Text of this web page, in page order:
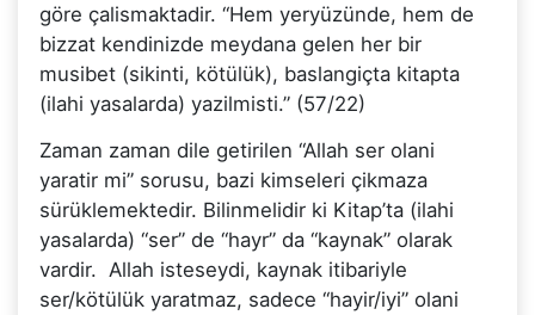
göre çalismaktadir. “Hem yeryüzünde, hem de
bizzat kendinizde meydana gelen her bir
musibet (sikinti, kötülük), baslangiçta kitapta
(ilahi yasalarda) yazilmisti.” (57/22)
Zaman zaman dile getirilen “Allah ser olani
yaratir mi” sorusu, bazi kimseleri çikmaza
sürüklemektedir. Bilinmelidir ki Kitap’ta (ilahi
yasalarda) “ser” de “hayr” da “kaynak” olarak
vardir. Allah isteseydi, kaynak itibariyle
ser/kötülük yaratmaz, sadece “hayir/iyi” olani